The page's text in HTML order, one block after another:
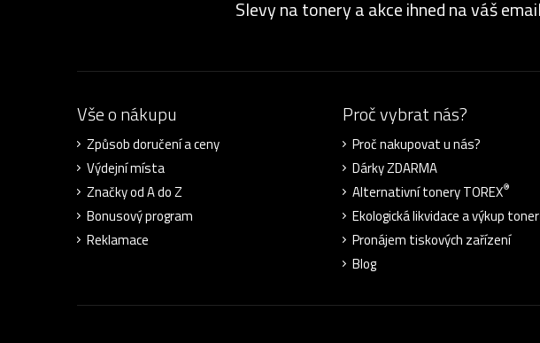
Slevy na tonery a akce ihned na váš
Vše o nákupu
Způsob doručení a ceny
Výdejní místa
Značky od A do Z
Bonusový program
Reklamace
Proč vybrat nás?
Proč nakupovat u nás?
Dárky ZDARMA
Alternativní tonery TOREX®
Ekologická likvidace a výkup
Pronájem tiskových zařízení
Blog